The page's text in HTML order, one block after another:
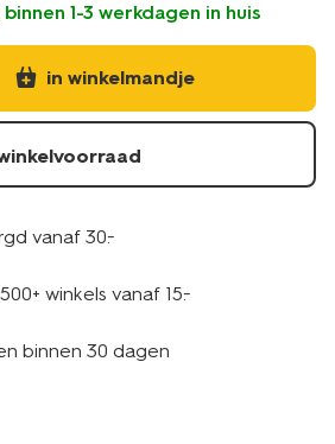
1-3 werkdagen in huis
in winkelmandje
vanaf 30.-
winkels vanaf 15.-
binnen 30 dagen